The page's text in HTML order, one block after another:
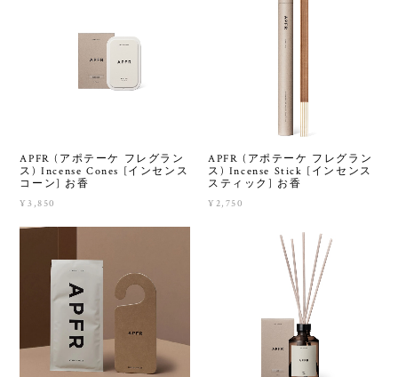
APFR (アポテーケ フレグラン
ス) Incense Cones [インセンス
コーン] お香
¥3,850
APFR (アポテーケ フレグラン
ス) Incense Stick [インセンス
スティック] お香
¥2,750